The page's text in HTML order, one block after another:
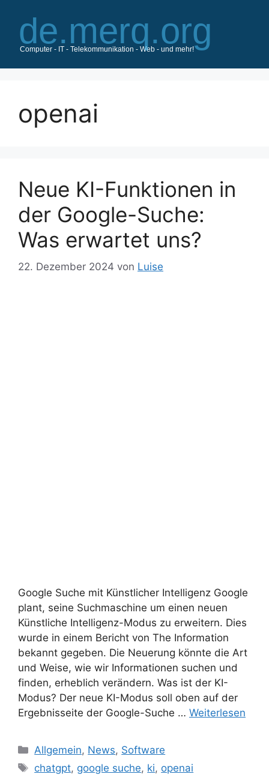
Inhalt
springen
openai
Neue KI-Funktionen in
der Google-Suche:
Was erwartet uns?
22. Dezember 2024 von Luise
Google Suche mit Künstlicher Intelligenz Google
plant, seine Suchmaschine um einen neuen
Künstliche Intelligenz-Modus zu erweitern. Dies
wurde in einem Bericht von The Information
bekannt gegeben. Die Neuerung könnte die Art
und Weise, wie wir Informationen suchen und
finden, erheblich verändern. Was ist der KI-
Modus? Der neue KI-Modus soll oben auf der
Ergebnisseite der Google-Suche … Weiterlesen
Kategorien
Allgemein, News, Software
Schlagwörter
chatgpt, google suche, ki, openai